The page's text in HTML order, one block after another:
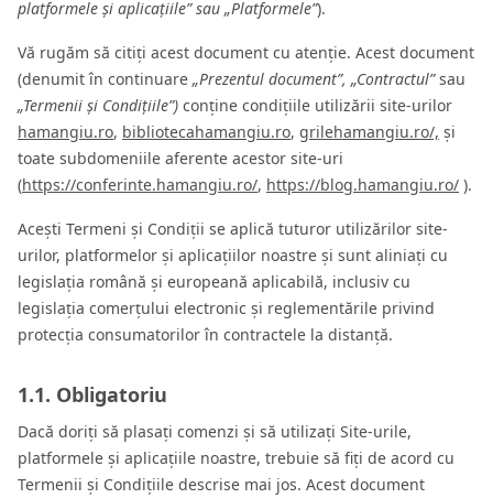
platformele și aplicațiile” sau „Platformele”).
Vă rugăm să citiți acest document cu atenție. Acest document
(denumit în continuare „Prezentul document”, „Contractul”sau
„Termenii și Condițiile”) conține condițiile utilizării site-urilor
hamangiu.ro, bibliotecahamangiu.ro, grilehamangiu.ro/, și
toate subdomeniile aferente acestor site-uri
(https://conferinte.hamangiu.ro/, https://blog.hamangiu.ro/ ).
Acești Termeni și Condiții se aplică tuturor utilizărilor site-
urilor, platformelor și aplicațiilor noastre și sunt aliniați cu
legislația română și europeană aplicabilă, inclusiv cu
legislația comerțului electronic și reglementările privind
protecția consumatorilor în contractele la distanță.
1.1. Obligatoriu
Dacă doriți să plasați comenzi și să utilizați Site-urile,
platformele și aplicațiile noastre, trebuie să fiți de acord cu
Termenii și Condițiile descrise mai jos. Acest document